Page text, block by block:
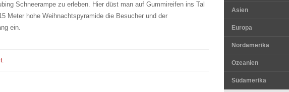
Schneerampe zu erleben. Hier düst man auf Gummireifen ins Tal
Meter hohe Weihnachtspyramide die Besucher und der
ein.
Asien
Europa
Nordamerika
Ozeanien
Südamerika